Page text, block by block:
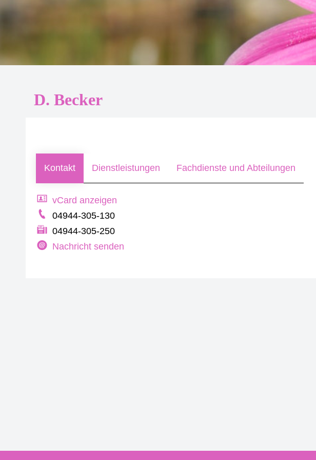
D. Becker
Kontakt Dienstleistungen Fachdienste und Abteilungen
vCard anzeigen
04944-305-130
04944-305-250
Nachricht senden